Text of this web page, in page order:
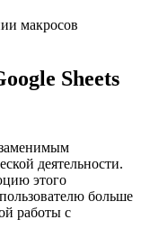
макросов
Sheets
деятельности.
этого
больше
работы с